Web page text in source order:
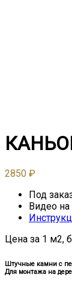
2850 ₽
Под
Видео на
Цена за 1 м2,
Штучные камни с
Для монтажа на